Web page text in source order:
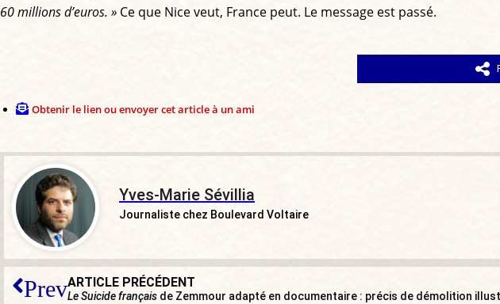
60 millions d’euros. » Ce que Nice veut, France peut. Le message est passé.
Obtenir le lien ou envoyer cet article à un ami
Yves-Marie Sévillia
Journaliste chez Boulevard Voltaire
PrevARTICLE PRÉCÉDENT
Le Suicide français de Zemmour adapté en documentaire : précis de démolition